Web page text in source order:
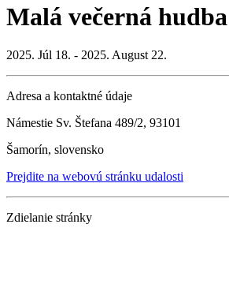
Malá večerná hudba
2025. Júl 18. - 2025. August 22.
Adresa a kontaktné údaje
Námestie Sv. Štefana 489/2, 93101
Šamorín, slovensko
Prejdite na webovú stránku udalosti
Zdielanie stránky